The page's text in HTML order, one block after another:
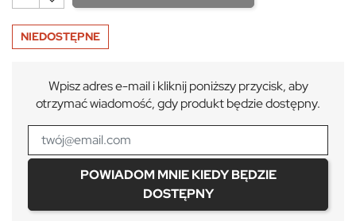
NIEDOSTĘPNE
Wpisz adres e-mail i kliknij poniższy przycisk, aby
otrzymać wiadomość, gdy produkt będzie dostępny.
POWIADOM MNIE KIEDY BĘDZIE
DOSTĘPNY